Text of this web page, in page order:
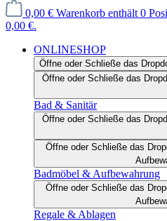
0,00 € Warenkorb enthält 0
0,00 €.
ONLINESHOP
Öffne oder Schließe das
Öffne oder Schließe das
Bad & Sanitär
Öffne oder Schließe das
Öffne oder Schließe das
Badmöbel & Aufbewahrung
Öffne oder Schließe das
Regale & Ablagen